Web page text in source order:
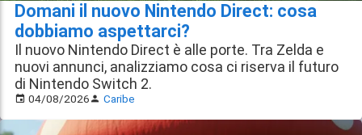
Domani il nuovo Nintendo Direct: cosa
dobbiamo aspettarci?
Il nuovo Nintendo Direct è alle porte. Tra Zelda e
nuovi annunci, analizziamo cosa ci riserva il futuro
di Nintendo Switch 2.
04/08/2026 Caribe